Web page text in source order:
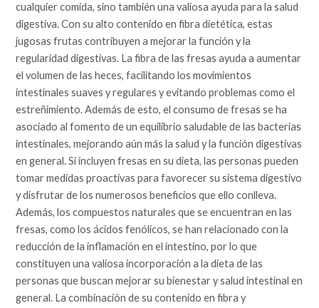
cualquier comida, sino también una valiosa ayuda para la salud
digestiva. Con su alto contenido en fibra dietética, estas
jugosas frutas contribuyen a mejorar la función y la
regularidad digestivas. La fibra de las fresas ayuda a aumentar
el volumen de las heces, facilitando los movimientos
intestinales suaves y regulares y evitando problemas como el
estreñimiento. Además de esto, el consumo de fresas se ha
asociado al fomento de un equilibrio saludable de las bacterias
intestinales, mejorando aún más la salud y la función digestivas
en general. Si incluyen fresas en su dieta, las personas pueden
tomar medidas proactivas para favorecer su sistema digestivo
y disfrutar de los numerosos beneficios que ello conlleva.
Además, los compuestos naturales que se encuentran en las
fresas, como los ácidos fenólicos, se han relacionado con la
reducción de la inflamación en el intestino, por lo que
constituyen una valiosa incorporación a la dieta de las
personas que buscan mejorar su bienestar y salud intestinal en
general. La combinación de su contenido en fibra y